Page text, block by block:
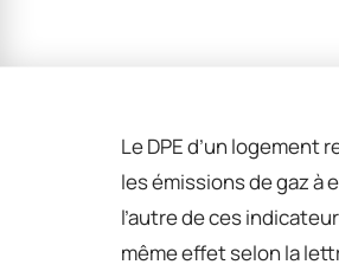
Le DPE d’un logement
les émissions de gaz à
l’autre de ces
même effet selon la